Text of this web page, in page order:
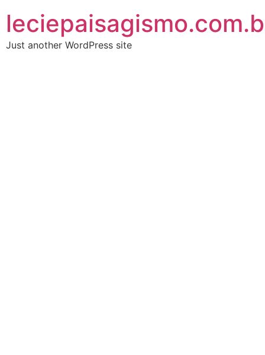
Just another WordPress site